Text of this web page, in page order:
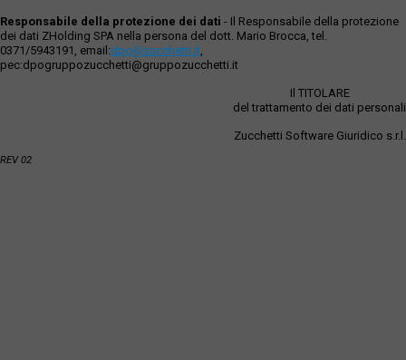
Responsabile della protezione dei dati - Il Responsabile della protezione
dei dati ZHolding SPA nella persona del dott. Mario Brocca, tel.
0371/5943191, email:dpo@zucchetti.it,
pec:dpogruppozucchetti@gruppozucchetti.it
Il TITOLARE
del trattamento dei dati personali
Zucchetti Software Giuridico s.r.l.
REV 02